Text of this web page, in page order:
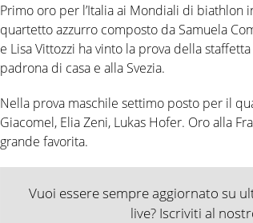
Primo oro per l’Italia ai Mondiali di biathlon
quartetto azzurro composto da Samuela
e Lisa Vittozzi ha vinto la prova della
padrona di casa e alla Svezia.
Nella prova maschile settimo posto per il
Giacomel, Elia Zeni, Lukas Hofer. Oro alla
grande favorita.
Vuoi essere sempre aggiornato su
live? Iscriviti al